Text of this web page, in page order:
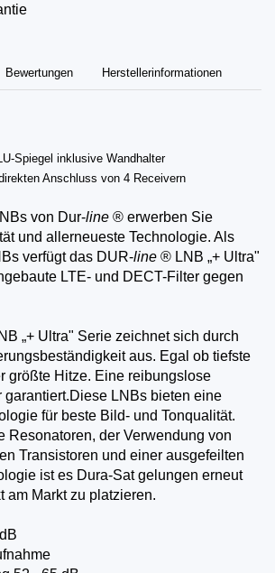
Bewertungen Herstellerinformationen
Spiegel inklusive Wandhalter
Anschluss von 4 Receivern
von Dur-line ® erwerben Sie
und allerneueste Technologie. Als
verfügt das DUR-line ® LNB „+ Ultra"
LTE- und DECT-Filter gegen
„+ Ultra" Serie zeichnet sich durch
aus. Egal ob tiefste
größte Hitze. Eine reibungslose
garantiert.Diese LNBs bieten eine
für beste Bild- und Tonqualität.
Resonatoren, der Verwendung von
Transistoren und einer ausgefeilten
ist es Dura-Sat gelungen erneut
am Markt zu platzieren.